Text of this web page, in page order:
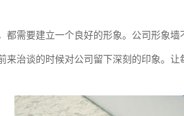
都需要建立一个良好的形象。公司形象
来治谈的时候对公司留下深刻的印象。